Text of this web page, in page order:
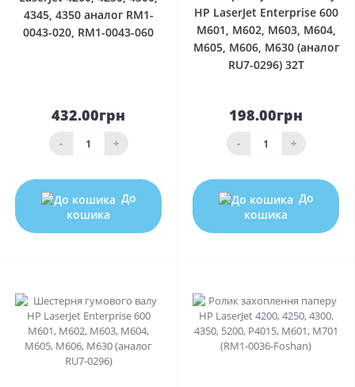
4345, 4350 аналог RM1-
0043-020, RM1-0043-060
432.00грн
- +
До
кошика
HP LaserJet Enterprise 600
M601, M602, M603, M604,
M605, M606, M630 (аналог
RU7-0296) 32T
198.00грн
- +
До
кошика